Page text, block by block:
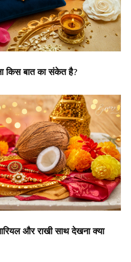
किस बात का संकेत है?
और राखी साथ देखना क्या